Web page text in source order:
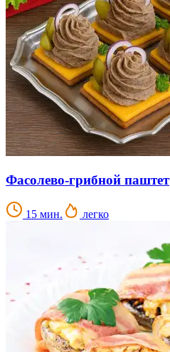
Фасолево-грибной паштет
15 мин. легко